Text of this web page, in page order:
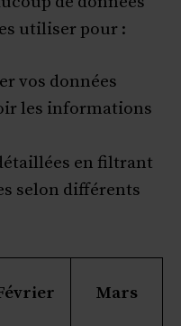
utiliser pour :
vos données
les informations
en filtrant
selon différents
Mars